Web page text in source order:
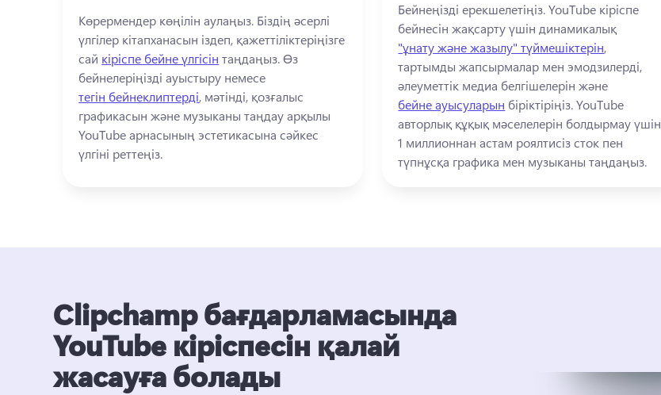
Көрермендер көңілін аулаңыз. Біздің әсерлі
үлгілер кітапханасын іздеп, қажеттіліктеріңізге
сай кіріспе бейне үлгісін таңдаңыз. Өз
бейнелеріңізді ауыстыру немесе
тегін бейнеклиптерді, мәтінді, қозғалыс
графикасын және музыканы таңдау арқылы
YouTube арнасының эстетикасына сәйкес
үлгіні реттеңіз.
Бейнеңізді ерекшелетіңіз. YouTube кіріспе
бейнесін жақсарту үшін динамикалық
"ұнату және жазылу" түймешіктерін,
тартымды жапсырмалар мен эмодзилерді,
әлеуметтік медиа белгішелерін және
бейне ауысуларын біріктіріңіз. YouTube
авторлық құқық мәселелерін болдырмау үшін
1 миллионнан астам роялтисіз сток пен
түпнұсқа графика мен музыканы таңдаңыз.
Clipchamp бағдарламасында
YouTube кіріспесін қалай
жасауға болады